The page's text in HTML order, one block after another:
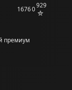
16760929
премиум